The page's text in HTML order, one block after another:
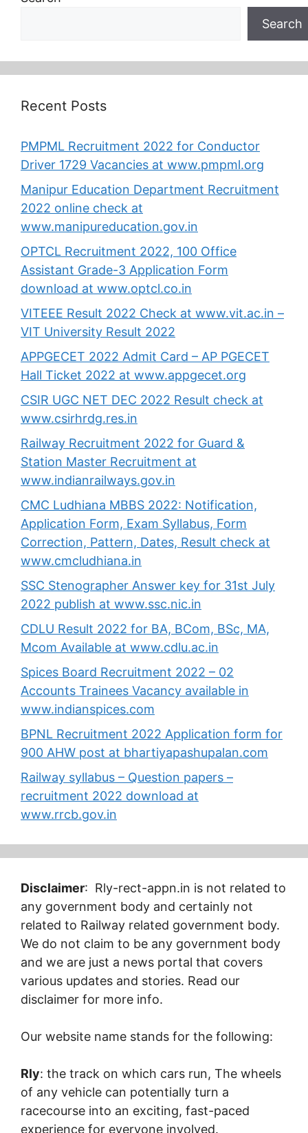
Search
Recent Posts
PMPML Recruitment 2022 for Conductor
Driver 1729 Vacancies at www.pmpml.org
Manipur Education Department Recruitment
2022 online check at
www.manipureducation.gov.in
OPTCL Recruitment 2022, 100 Office
Assistant Grade-3 Application Form
download at www.optcl.co.in
VITEEE Result 2022 Check at www.vit.ac.in –
VIT University Result 2022
APPGECET 2022 Admit Card – AP PGECET
Hall Ticket 2022 at www.appgecet.org
CSIR UGC NET DEC 2022 Result check at
www.csirhrdg.res.in
Railway Recruitment 2022 for Guard &
Station Master Recruitment at
www.indianrailways.gov.in
CMC Ludhiana MBBS 2022: Notification,
Application Form, Exam Syllabus, Form
Correction, Pattern, Dates, Result check at
www.cmcludhiana.in
SSC Stenographer Answer key for 31st July
2022 publish at www.ssc.nic.in
CDLU Result 2022 for BA, BCom, BSc, MA,
Mcom Available at www.cdlu.ac.in
Spices Board Recruitment 2022 – 02
Accounts Trainees Vacancy available in
www.indianspices.com
BPNL Recruitment 2022 Application form for
900 AHW post at bhartiyapashupalan.com
Railway syllabus – Question papers –
recruitment 2022 download at
www.rrcb.gov.in
Disclaimer: Rly-rect-appn.in is not related to
any government body and certainly not
related to Railway related government body.
We do not claim to be any government body
and we are just a news portal that covers
various updates and stories. Read our
disclaimer for more info.
Our website name stands for the following:
Rly: the track on which cars run, The wheels
of any vehicle can potentially turn a
racecourse into an exciting, fast-paced
experience for everyone involved.